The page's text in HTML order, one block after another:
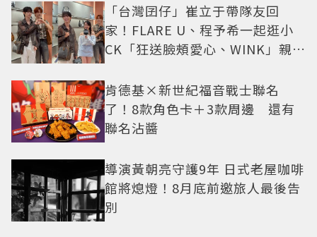
「台灣囝仔」崔立于帶隊友回
家！FLARE U、程予希一起逛小
CK「狂送臉頰愛心、WINK」親曝
肯德基×新世紀福音戰士聯名
了！8款角色卡＋3款周邊 還有
聯名沾醬
導演黃朝亮守護9年 日式老屋咖啡
館將熄燈！8月底前邀旅人最後告
別